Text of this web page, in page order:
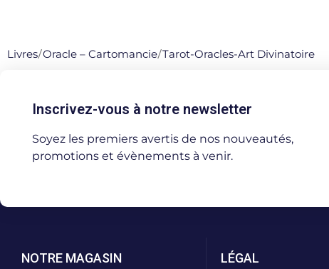
Livres/Oracle – Cartomancie/Tarot-Oracles-Art Divinatoire
Inscrivez-vous à notre newsletter
Soyez les premiers avertis de nos nouveautés,
promotions et évènements à venir.
NOTRE MAGASIN LÉGAL